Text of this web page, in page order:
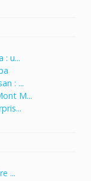
: u...
: ...
M...
...